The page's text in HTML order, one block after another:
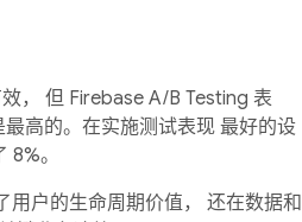
， 但 Firebase A/B Testing 表
高的。在实施测试表现 最好的设
。
用户的生命周期价值， 还在数据和